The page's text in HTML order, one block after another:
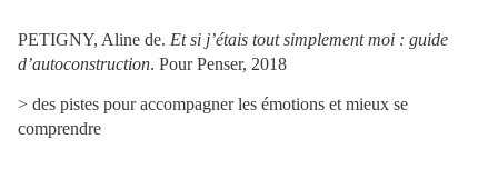
PETIGNY, Aline de. Et si j’étais tout simplement moi : guide
d’autoconstruction. Pour Penser, 2018
> des pistes pour accompagner les émotions et mieux se
comprendre